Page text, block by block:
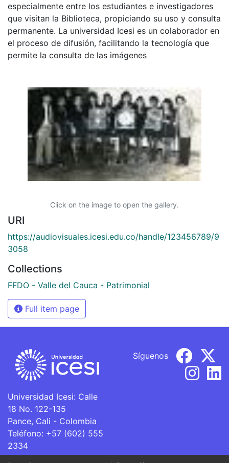
especialmente entre los estudiantes e investigadores
que visitan la Biblioteca, propiciando su uso y consulta
permanente. La universidad Icesi es un colaborador en
el proceso de difusión, facilitando la tecnología que
permite la consulta de las imágenes
Click on the image to open the gallery.
URI
https://audiovisuales.icesi.edu.co/handle/123456789/9
3058
Collections
FFDO - Valle del Cauca - Patrimonial
Full item page
Universidad Icesi: Calle
18 No. 122-135
Pance, Cali - Colombia
Teléfono: +57 (602) 555
2334
ventanillaunica@icesi.edu.co
Síguenos